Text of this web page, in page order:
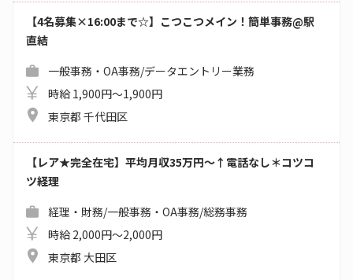
【4名募集×16:00まで☆】こつこつメイン！簡単事務@駅
直結
一般事務・OA事務/データエントリー業務
時給 1,900円～1,900円
東京都 千代田区
【レア★完全在宅】平均月収35万円～↑電話なし＊コツコ
ツ経理
経理・財務/一般事務・OA事務/総務事務
時給 2,000円～2,000円
東京都 大田区